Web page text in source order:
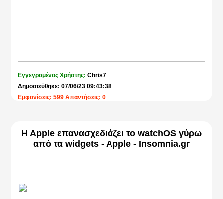
Εγγεγραμένος Χρήστης:Chris7
Δημοσιεύθηκε: 07/06/23 09:43:38
Εμφανίσεις: 599 Απαντήσεις: 0
H Apple επανασχεδιάζει το watchOS γύρω
από τα widgets - Apple - Insomnia.gr